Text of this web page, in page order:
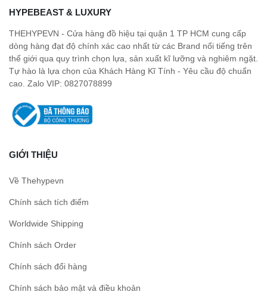
HYPEBEAST & LUXURY
THEHYPEVN - Cửa hàng đồ hiệu tại quận 1 TP HCM cung cấp
dòng hàng đạt độ chính xác cao nhất từ các Brand nổi tiếng trên
thế giới qua quy trình chọn lựa, sản xuất kĩ lưỡng và nghiêm ngặt.
Tự hào là lựa chọn của Khách Hàng Kĩ Tính - Yêu cầu độ chuẩn
cao. Zalo VIP: 0827078899
GIỚI THIỆU
Về Thehypevn
Chính sách tích điểm
Worldwide Shipping
Chính sách Order
Chính sách đổi hàng
Chính sách bảo mật và điều khoản